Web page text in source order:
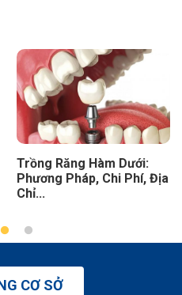
Địa
Trồng Răng Implant
Trên Giá Bao Nhiêu?
CƠ SỞ